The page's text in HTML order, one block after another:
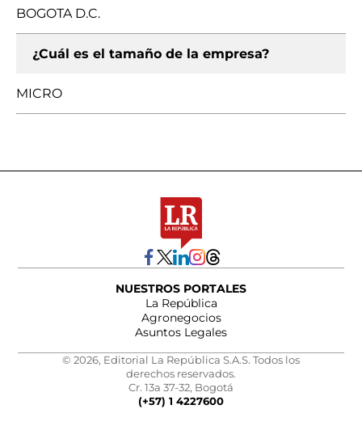
BOGOTA D.C.
¿Cuál es el tamaño de la empresa?
MICRO
NUESTROS PORTALES
La República
Agronegocios
Asuntos Legales
© 2026, Editorial La República S.A.S. Todos los
derechos reservados.
Cr. 13a 37-32, Bogotá
(+57) 1 4227600